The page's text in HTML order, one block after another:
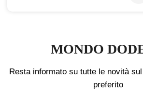
MONDO
Resta informato su tutte le novità
preferito